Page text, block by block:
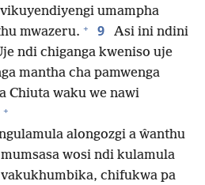
umampha
mwazeru. + 9
Asi ini ndini
ndi chiganga kweniso uje
mantha cha pamwenga
Chiuta waku we nawi
+
alongozgi a ŵanthu
wosi ndi kulamula
chifukwa pa